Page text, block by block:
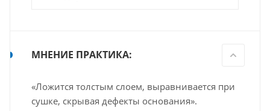
МНЕНИЕ ПРАКТИКА:
«Ложится толстым слоем, выравнивается при
сушке, скрывая дефекты основания».